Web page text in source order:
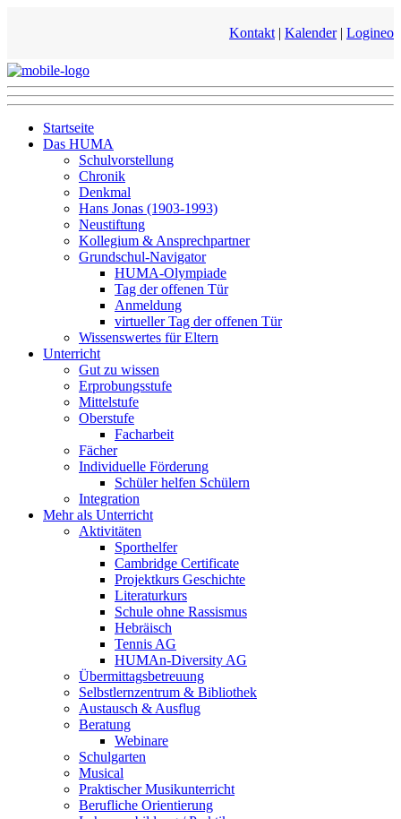
Kontakt | Kalender| Logineo
Startseite
Das HUMA
Schulvorstellung
Chronik
Denkmal
Hans Jonas (1903-1993)
Neustiftung
Kollegium & Ansprechpartner
Grundschul-Navigator
HUMA-Olympiade
Tag der offenen Tür
Anmeldung
virtueller Tag der offenen Tür
Wissenswertes für Eltern
Unterricht
Gut zu wissen
Erprobungsstufe
Mittelstufe
Oberstufe
Facharbeit
Fächer
Individuelle Förderung
Schüler helfen Schülern
Integration
Mehr als Unterricht
Aktivitäten
Sporthelfer
Cambridge Certificate
Projektkurs Geschichte
Literaturkurs
Schule ohne Rassismus
Hebräisch
Tennis AG
HUMAn-Diversity AG
Übermittagsbetreuung
Selbstlernzentrum & Bibliothek
Austausch & Ausflug
Beratung
Webinare
Schulgarten
Musical
Praktischer Musikunterricht
Berufliche Orientierung